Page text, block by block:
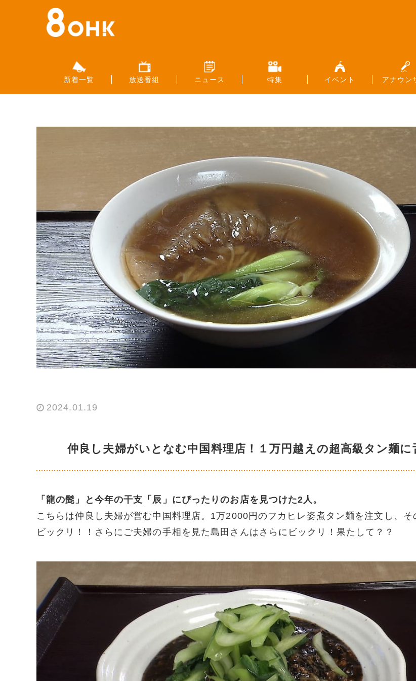
新着一覧 放送番組 ニュース 特集 イベント アナウン
2024.01.19
仲良し夫婦がいとなむ中国料理店！１万円越えの超高級タン麺に
「龍の髭」と今年の干支「辰」にぴったりのお店を見つけた2人。
こちらは仲良し夫婦が営む中国料理店。1万2000円のフカヒレ姿煮タン麺を注文し、そ
ビックリ！！さらにご夫婦の手相を見た島田さんはさらにビックリ！果たして？？